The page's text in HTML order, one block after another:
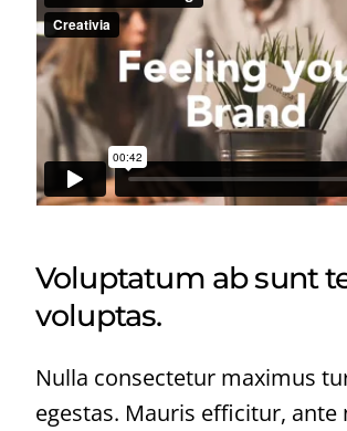
Voluptatum ab sunt
voluptas.
Nulla consectetur maximus
egestas. Mauris efficitur, ante